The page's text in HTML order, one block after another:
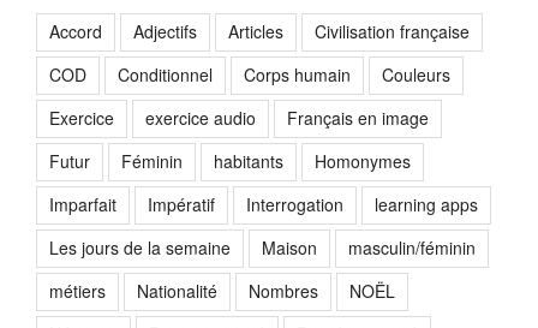
Accord Adjectifs Articles
Civilisation française
COD
Conditionnel Corps humain
Couleurs
Exercice
exercice audio
Français en image
Futur
Féminin habitants
Homonymes
Imparfait
Impératif Interrogation
learning apps
Les jours de la semaine
Maison
masculin/féminin
métiers
Nationalité Nombres
NOËL